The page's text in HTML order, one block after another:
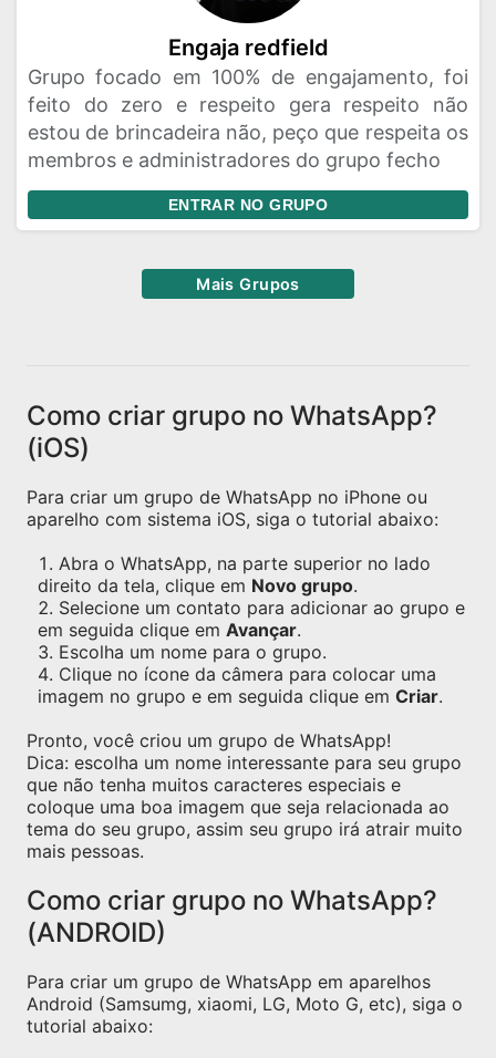
Engaja redfield
Grupo focado em 100% de engajamento, foi
feito do zero e respeito gera respeito não
estou de brincadeira não, peço que respeita os
membros e administradores do grupo fecho
ENTRAR NO GRUPO
Mais Grupos
Como criar grupo no WhatsApp?
(iOS)
Para criar um grupo de WhatsApp no iPhone ou
aparelho com sistema iOS, siga o tutorial abaixo:
Abra o WhatsApp, na parte superior no lado
direito da tela, clique em Novo grupo.
Selecione um contato para adicionar ao grupo e
em seguida clique em Avançar.
Escolha um nome para o grupo.
Clique no ícone da câmera para colocar uma
imagem no grupo e em seguida clique em Criar.
Pronto, você criou um grupo de WhatsApp!
Dica: escolha um nome interessante para seu grupo
que não tenha muitos caracteres especiais e
coloque uma boa imagem que seja relacionada ao
tema do seu grupo, assim seu grupo irá atrair muito
mais pessoas.
Como criar grupo no WhatsApp?
(ANDROID)
Para criar um grupo de WhatsApp em aparelhos
Android (Samsumg, xiaomi, LG, Moto G, etc), siga o
tutorial abaixo: